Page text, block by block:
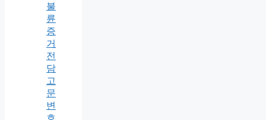
불
륜
증
거
전
담
고
문
변